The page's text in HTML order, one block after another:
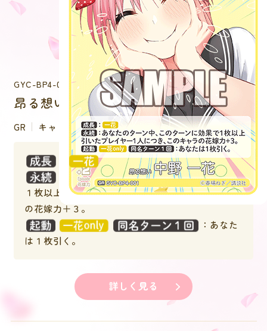
GYC-BP4-001
昂る想い 中野 一花
GR キャラクター
：あなたのターン中、このターンに効果で
１枚以上引いたプレイヤー１人につき、このキャラ
の花嫁力＋３。
：あなた
は１枚引く。
詳しく見る